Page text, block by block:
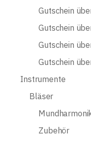
Gutschein
Gutschein
Gutschein
Gutschein
Instrumente
Bläser
Zubehör